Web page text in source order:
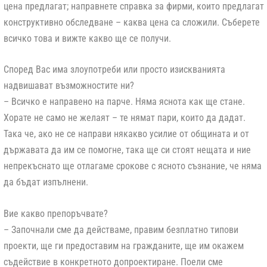
цена предлагат; направнете справка за фирми, които предлагат
конструктивно обследване – каква цена са сложили. Съберете
всичко това и вижте какво ще се получи.
Според Вас има злоупотреби или просто изискванията
надвишават възможностите ни?
– Всичко е направено на парче. Няма яснота как ще стане.
Хорате не само не желаят – те нямат пари, които да дадат.
Така че, ако не се направи някакво усилие от общината и от
държавата да им се помогне, така ще си стоят нещата и ние
непрекъснато ще отлагаме срокове с ясното съзнание, че няма
да бъдат изпълнени.
Вие какво препоръчвате?
– Започнали сме да действаме, правим безплатно типови
проекти, ще ги предоставим на гражданите, ще им окажем
съдействие в конкретното допроектиране. Поели сме